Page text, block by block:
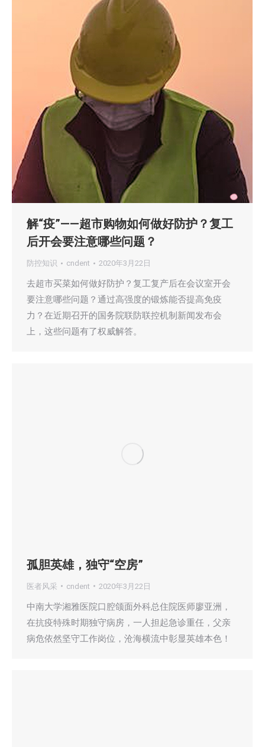
解“疫”——超市购物如何做好防护？复工
后开会要注意哪些问题？
防控知识 cndent 2020年3月22日
去超市买菜如何做好防护？复工复产后在会议室开会
要注意哪些问题？通过高强度的锻炼能否提高免疫
力？在近期召开的国务院联防联控机制新闻发布会
上，这些问题有了权威解答。
孤胆英雄，独守“空房”
医者风采 cndent 2020年3月22日
中南大学湘雅医院口腔颌面外科总住院医师廖亚洲，
在抗疫特殊时期独守病房，一人担起急诊重任，父亲
病危依然坚守工作岗位，沧海横流中彰显英雄本色！